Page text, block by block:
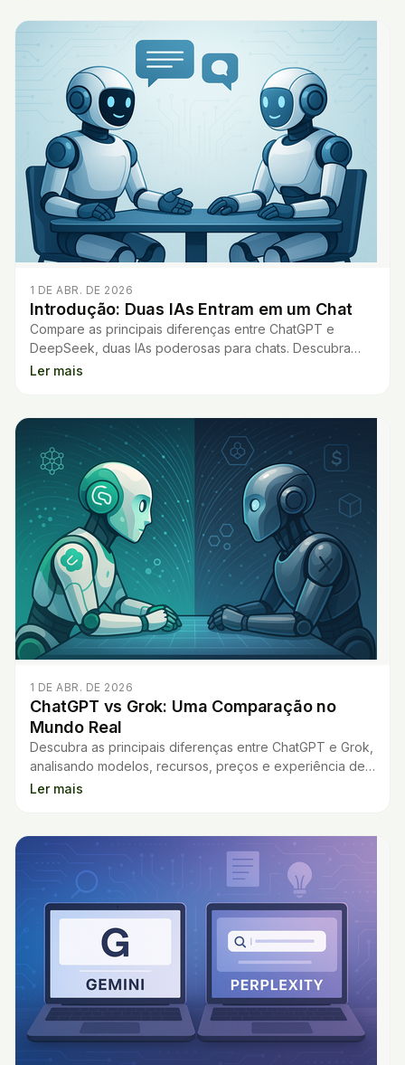
1 DE ABR. DE 2026
Introdução: Duas IAs Entram em um Chat
Compare as principais diferenças entre ChatGPT e
DeepSeek, duas IAs poderosas para chats. Descubra
vantagens e recursos de cada uma antes de escolher.
Ler mais
1 DE ABR. DE 2026
ChatGPT vs Grok: Uma Comparação no
Mundo Real
Descubra as principais diferenças entre ChatGPT e Grok,
analisando modelos, recursos, preços e experiência de
uso para escolher o melhor chatbot de IA.
Ler mais